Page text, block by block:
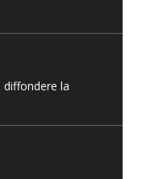
la